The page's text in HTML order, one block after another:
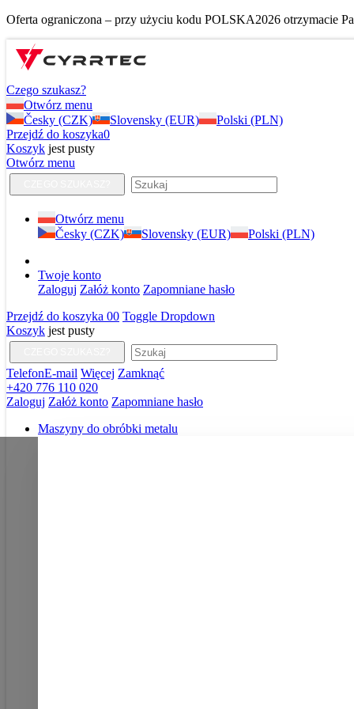
Oferta ograniczona – przy użyciu kodu POLSKA2026 otrzymacie
Czego szukasz?
Otwórz menu
Česky (CZK)
Slovensky (EUR)
Polski (PLN)
Przejdź do koszyka0
Koszyk jest pusty
Otwórz menu
Otwórz menu
Česky (CZK)
Slovensky (EUR) Polski (PLN)
Twoje konto
Zaloguj Załóż konto Zapomniane hasło
Przejdź do koszyka 00 Toggle Dropdown
Koszyk jest pusty
TelefonE-mail Więcej Zamknąć
+420 776 110 020
Zaloguj Załóż konto Zapomniane hasło
Maszyny do obróbki metalu